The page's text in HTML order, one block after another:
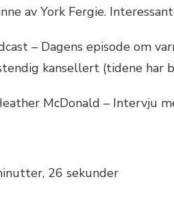
av York Fergie.
– Dagens episode om
kansellert (tidene
McDonald – Intervju
26 sekunder